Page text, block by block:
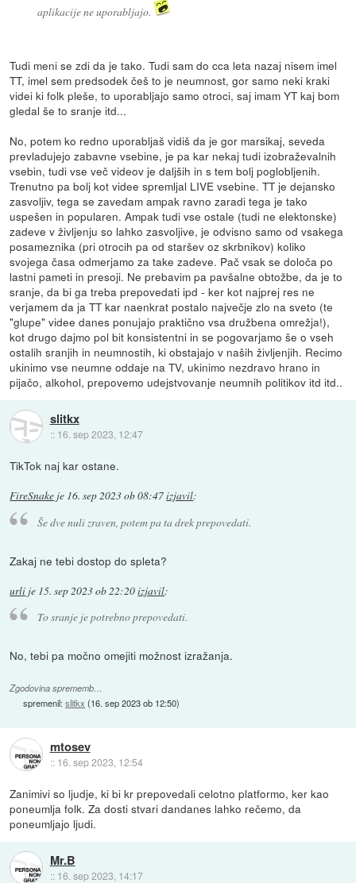
aplikacije ne uporabljajo.
Tudi meni se zdi da je tako. Tudi sam do cca leta nazaj nisem imel
TT, imel sem predsodek češ to je neumnost, gor samo neki kraki
videi ki folk pleše, to uporabljajo samo otroci, saj imam YT kaj bom
gledal še to sranje itd...
No, potem ko redno uporabljaš vidiš da je gor marsikaj, seveda
prevladujejo zabavne vsebine, je pa kar nekaj tudi izobraževalnih
vsebin, tudi vse več videov je daljših in s tem bolj poglobljenih.
Trenutno pa bolj kot videe spremljal LIVE vsebine. TT je dejansko
zasvoljiv, tega se zavedam ampak ravno zaradi tega je tako
uspešen in popularen. Ampak tudi vse ostale (tudi ne elektonske)
zadeve v življenju so lahko zasvoljive, je odvisno samo od vsakega
posameznika (pri otrocih pa od staršev oz skrbnikov) koliko
svojega časa odmerjamo za take zadeve. Pač vsak se določa po
lastni pameti in presoji. Ne prebavim pa pavšalne obtožbe, da je to
sranje, da bi ga treba prepovedati ipd - ker kot najprej res ne
verjamem da ja TT kar naenkrat postalo največje zlo na sveto (te
"glupe" videe danes ponujajo praktično vsa družbena omrežja!),
kot drugo dajmo pol bit konsistentni in se pogovarjamo še o vseh
ostalih sranjih in neumnostih, ki obstajajo v naših življenjih. Recimo
ukinimo vse neumne oddaje na TV, ukinimo nezdravo hrano in
pijačo, alkohol, prepovemo udejstvovanje neumnih politikov itd itd..
slitkx
:: 16. sep 2023, 12:47
TikTok naj kar ostane.
FireSnake je 16. sep 2023 ob 08:47izjavil:
Še dve nuli zraven, potem pa ta drek prepovedati.
Zakaj ne tebi dostop do spleta?
urli je 15. sep 2023 ob 22:20izjavil:
To sranje je potrebno prepovedati.
No, tebi pa močno omejiti možnost izražanja.
Zgodovina sprememb…
spremenil:slitkx (16. sep 2023 ob 12:50)
mtosev
:: 16. sep 2023, 12:54
Zanimivi so ljudje, ki bi kr prepovedali celotno platformo, ker kao
poneumlja folk. Za dosti stvari dandanes lahko rečemo, da
poneumljajo ljudi.
Mr.B
:: 16. sep 2023, 14:17